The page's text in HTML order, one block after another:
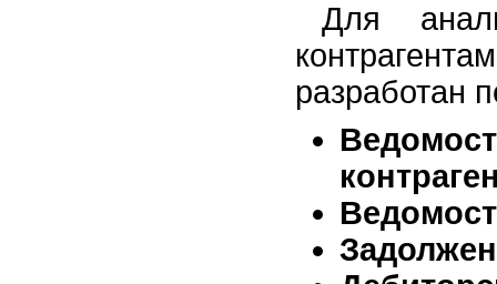
Для
разработан